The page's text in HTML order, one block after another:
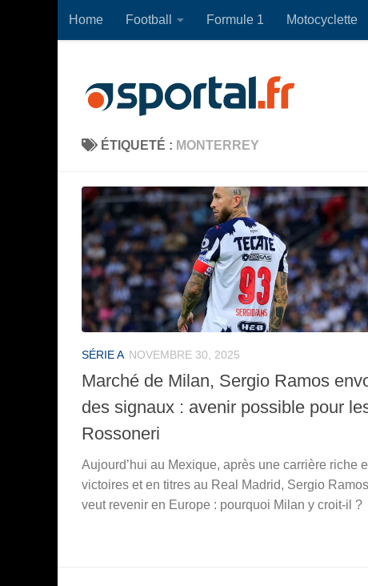
Skip to content
Home Football Formule 1 Motocyclette
ÉTIQUETÉ : MONTERREY
SÉRIE A NOVEMBRE 30, 2025
Marché de Milan, Sergio Ramos
des signaux : avenir possible pour
Rossoneri
Aujourd’hui au Mexique, après une carrière riche
victoires et en titres au Real Madrid, Sergio Ramos
veut revenir en Europe : pourquoi Milan y croit-il ?